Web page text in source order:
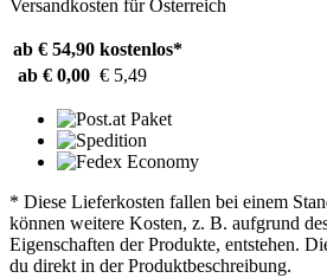
Versandkosten für Österreich
ab € 54,90 kostenlos*
ab € 0,00 € 5,49
* Diese Lieferkosten fallen bei einem
können weitere Kosten, z. B. aufgrund
Eigenschaften der Produkte, entstehen.
du direkt in der Produktbeschreibung.